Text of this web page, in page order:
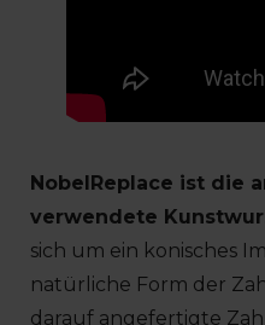
NobelReplace ist die
verwendete
sich um ein konisches
natürliche Form der
darauf angefertigte